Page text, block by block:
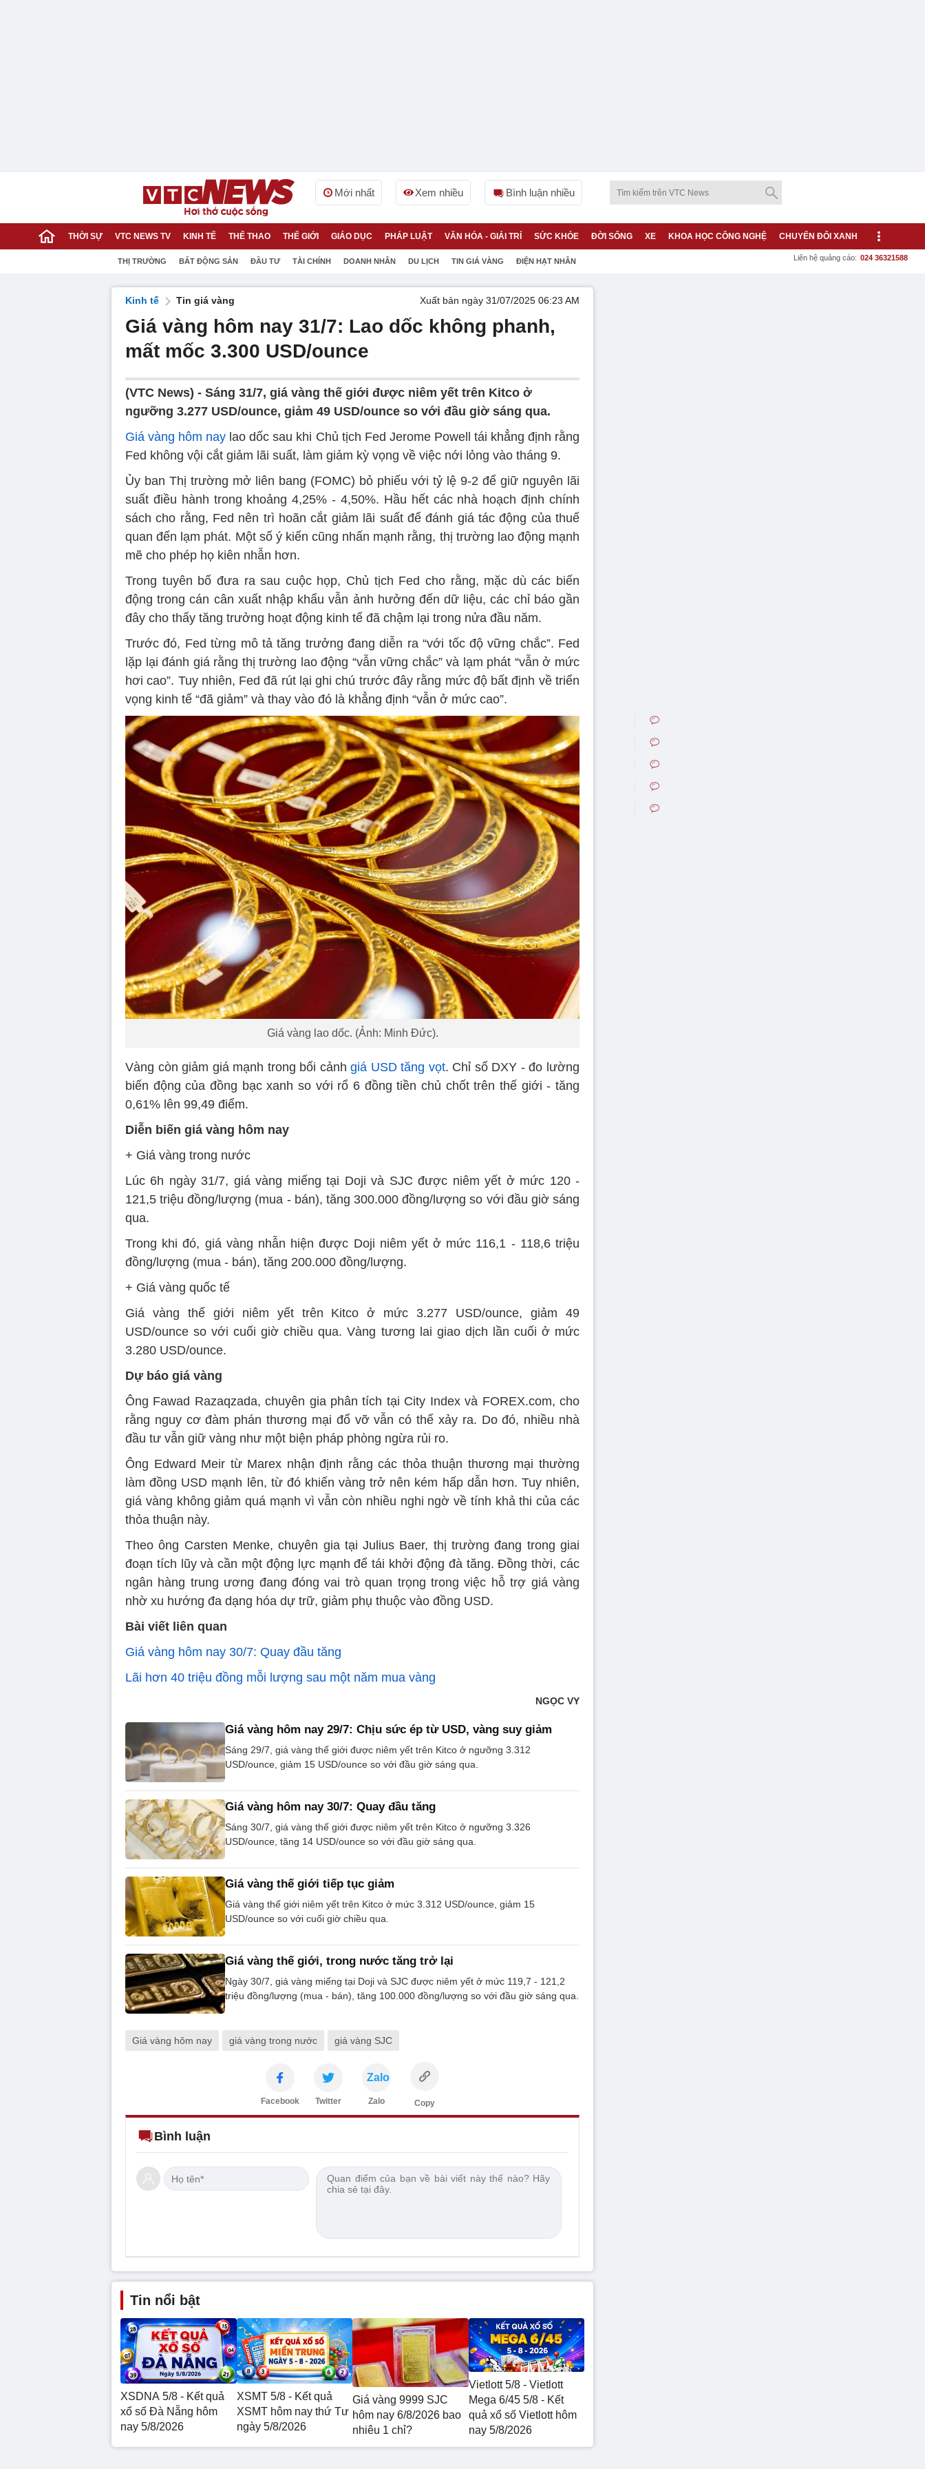
Mới nhất Xem nhiều Bình luận nhiều
THỜI SỰ VTC NEWS TV KINH TẾ THỂ THAO THẾ GIỚI GIÁO DỤC PHÁP LUẬT VĂN HÓA - GIẢI TRÍ SỨC KHỎE ĐỜI SỐNG XE KHOA HỌC CÔNG NGHỆ CHUYỂN ĐỔI XANH
THỊ TRƯỜNG BẤT ĐỘNG SẢN ĐẦU TƯ TÀI CHÍNH DOANH NHÂN DU LỊCH TIN GIÁ VÀNG ĐIỆN HẠT NHÂN Liên hệ quảng cáo: 024 36321588
Kinh tế Tin giá vàng Xuất bản ngày 31/07/2025 06:23 AM
Giá vàng hôm nay 31/7: Lao dốc không phanh,
mất mốc 3.300 USD/ounce
(VTC News) - Sáng 31/7, giá vàng thế giới được niêm yết trên Kitco ở
ngưỡng 3.277 USD/ounce, giảm 49 USD/ounce so với đầu giờ sáng qua.
Giá vàng hôm nay lao dốc sau khi Chủ tịch Fed Jerome Powell tái khẳng định rằng
Fed không vội cắt giảm lãi suất, làm giảm kỳ vọng về việc nới lỏng vào tháng 9.
Ủy ban Thị trường mở liên bang (FOMC) bỏ phiếu với tỷ lệ 9-2 để giữ nguyên lãi
suất điều hành trong khoảng 4,25% - 4,50%. Hầu hết các nhà hoạch định chính
sách cho rằng, Fed nên trì hoãn cắt giảm lãi suất để đánh giá tác động của thuế
quan đến lạm phát. Một số ý kiến cũng nhấn mạnh rằng, thị trường lao động mạnh
mẽ cho phép họ kiên nhẫn hơn.
Trong tuyên bố đưa ra sau cuộc họp, Chủ tịch Fed cho rằng, mặc dù các biến
động trong cán cân xuất nhập khẩu vẫn ảnh hưởng đến dữ liệu, các chỉ báo gần
đây cho thấy tăng trưởng hoạt động kinh tế đã chậm lại trong nửa đầu năm.
Trước đó, Fed từng mô tả tăng trưởng đang diễn ra “với tốc độ vững chắc”. Fed
lặp lại đánh giá rằng thị trường lao động “vẫn vững chắc” và lạm phát “vẫn ở mức
hơi cao”. Tuy nhiên, Fed đã rút lại ghi chú trước đây rằng mức độ bất định về triển
vọng kinh tế “đã giảm” và thay vào đó là khẳng định “vẫn ở mức cao”.
Giá vàng lao dốc. (Ảnh: Minh Đức).
Vàng còn giảm giá mạnh trong bối cảnhgiá USD tăng vọt. Chỉ số DXY - đo lường
biến động của đồng bạc xanh so với rổ 6 đồng tiền chủ chốt trên thế giới - tăng
0,61% lên 99,49 điểm.
Diễn biến giá vàng hôm nay
+ Giá vàng trong nước
Lúc 6h ngày 31/7, giá vàng miếng tại Doji và SJC được niêm yết ở mức 120 -
121,5 triệu đồng/lượng (mua - bán), tăng 300.000 đồng/lượng so với đầu giờ sáng
qua.
Trong khi đó, giá vàng nhẫn hiện được Doji niêm yết ở mức 116,1 - 118,6 triệu
đồng/lượng (mua - bán), tăng 200.000 đồng/lượng.
+ Giá vàng quốc tế
Giá vàng thế giới niêm yết trên Kitco ở mức 3.277 USD/ounce, giảm 49
USD/ounce so với cuối giờ chiều qua. Vàng tương lai giao dịch lần cuối ở mức
3.280 USD/ounce.
Dự báo giá vàng
Ông Fawad Razaqzada, chuyên gia phân tích tại City Index và FOREX.com, cho
rằng nguy cơ đàm phán thương mại đổ vỡ vẫn có thể xảy ra. Do đó, nhiều nhà
đầu tư vẫn giữ vàng như một biện pháp phòng ngừa rủi ro.
Ông Edward Meir từ Marex nhận định rằng các thỏa thuận thương mại thường
làm đồng USD mạnh lên, từ đó khiến vàng trở nên kém hấp dẫn hơn. Tuy nhiên,
giá vàng không giảm quá mạnh vì vẫn còn nhiều nghi ngờ về tính khả thi của các
thỏa thuận này.
Theo ông Carsten Menke, chuyên gia tại Julius Baer, thị trường đang trong giai
đoạn tích lũy và cần một động lực mạnh để tái khởi động đà tăng. Đồng thời, các
ngân hàng trung ương đang đóng vai trò quan trọng trong việc hỗ trợ giá vàng
nhờ xu hướng đa dạng hóa dự trữ, giảm phụ thuộc vào đồng USD.
Bài viết liên quan
Giá vàng hôm nay 30/7: Quay đầu tăng
Lãi hơn 40 triệu đồng mỗi lượng sau một năm mua vàng
NGỌC VY
Giá vàng hôm nay 29/7: Chịu sức ép từ USD, vàng suy giảm
Sáng 29/7, giá vàng thế giới được niêm yết trên Kitco ở ngưỡng 3.312
USD/ounce, giảm 15 USD/ounce so với đầu giờ sáng qua.
Giá vàng hôm nay 30/7: Quay đầu tăng
Sáng 30/7, giá vàng thế giới được niêm yết trên Kitco ở ngưỡng 3.326
USD/ounce, tăng 14 USD/ounce so với đầu giờ sáng qua.
Giá vàng thế giới tiếp tục giảm
Giá vàng thế giới niêm yết trên Kitco ở mức 3.312 USD/ounce, giảm 15
USD/ounce so với cuối giờ chiều qua.
Giá vàng thế giới, trong nước tăng trở lại
Ngày 30/7, giá vàng miếng tại Doji và SJC được niêm yết ở mức 119,7 - 121,2
triệu đồng/lượng (mua - bán), tăng 100.000 đồng/lượng so với đầu giờ sáng qua.
Giá vàng hôm nay giá vàng trong nước giá vàng SJC
Facebook Twitter
Zalo
Zalo Copy
Bình luận
Tin nổi bật
XSDNA 5/8 - Kết quả
xổ số Đà Nẵng hôm
nay 5/8/2026
XSMT 5/8 - Kết quả
XSMT hôm nay thứ Tư
ngày 5/8/2026
Giá vàng 9999 SJC
hôm nay 6/8/2026 bao
nhiêu 1 chỉ?
Vietlott 5/8 - Vietlott
Mega 6/45 5/8 - Kết
quả xổ số Vietlott hôm
nay 5/8/2026